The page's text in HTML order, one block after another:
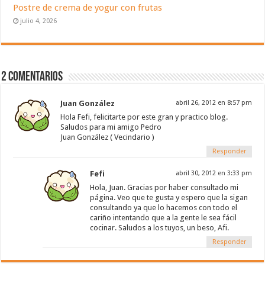
Postre de crema de yogur con frutas
julio 4, 2026
2 Comentarios
Juan González abril 26, 2012 en 8:57 pm
Hola Fefi, felicitarte por este gran y practico blog.
Saludos para mi amigo Pedro
Juan González ( Vecindario )
Responder
Fefi abril 30, 2012 en 3:33 pm
Hola, Juan. Gracias por haber consultado mi
página. Veo que te gusta y espero que la sigan
consultando ya que lo hacemos con todo el
cariño intentando que a la gente le sea fácil
cocinar. Saludos a los tuyos, un beso, Afi.
Responder